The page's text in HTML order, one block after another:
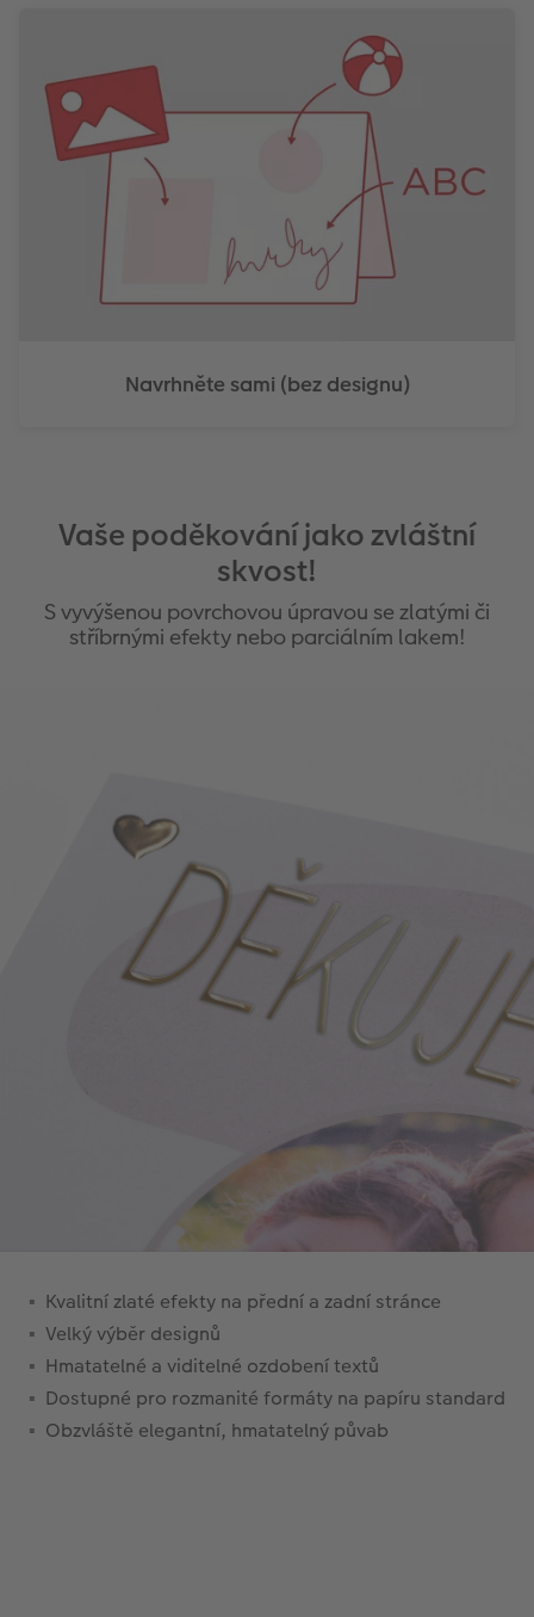
Navrhněte sami (bez designu)
Vaše poděkování jako zvláštní
skvost!
S vyvýšenou povrchovou úpravou se zlatými či
stříbrnými efekty nebo parciálním lakem!
Kvalitní zlaté efekty na přední a zadní stránce
Velký výběr designů
Hmatatelné a viditelné ozdobení textů
Dostupné pro rozmanité formáty na papíru standard
Obzvláště elegantní, hmatatelný půvab